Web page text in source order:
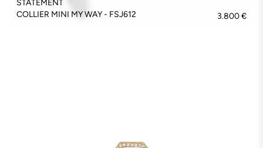
STATEMENT
COLLIER MINI MY WAY - FSJ612
3.800 €